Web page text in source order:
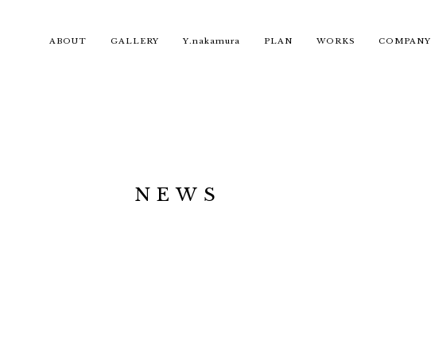
ABOUT GALLERY Y.nakamura PLAN WORKS COMPANY
NEWS